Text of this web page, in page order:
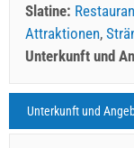
Slatine:
Attraktionen,
Unterkunft und
Slatine
Unterkunft und